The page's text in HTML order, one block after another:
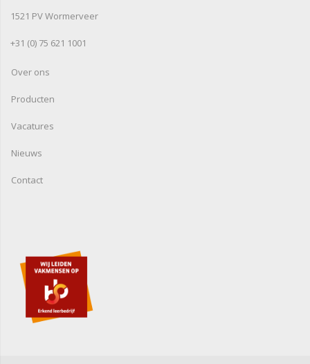
1521 PV Wormerveer
+31 (0) 75 621 1001
Over ons
Producten
Vacatures
Nieuws
Contact